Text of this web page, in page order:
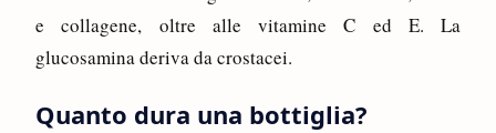
e collagene, oltre alle vitamine C ed E. La
glucosamina deriva da crostacei.
Quanto dura una bottiglia?